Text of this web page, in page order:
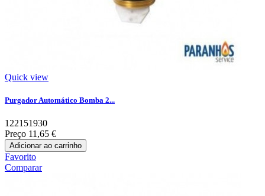
Quick view
Purgador Automático Bomba 2...
122151930
Preço 11,65 €
Adicionar ao carrinho
Favorito
Comparar